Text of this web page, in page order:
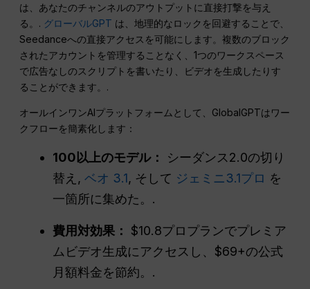
は、あなたのチャンネルのアウトプットに直接打撃を与え
る。. グローバルGPT は、地理的なロックを回避することで、
Seedanceへの直接アクセスを可能にします。複数のブロック
されたアカウントを管理することなく、1つのワークスペース
で広告なしのスクリプトを書いたり、ビデオを生成したりす
ることができます。.
オールインワンAIプラットフォームとして、GlobalGPTはワー
クフローを簡素化します：
100以上のモデル：
シーダンス2.0の切り
替え,ベオ 3.1, そして ジェミニ3.1プロ を
一箇所に集めた。.
費用対効果：
$10.8プロプランでプレミア
ムビデオ生成にアクセスし、$69+の公式
月額料金を節約。.